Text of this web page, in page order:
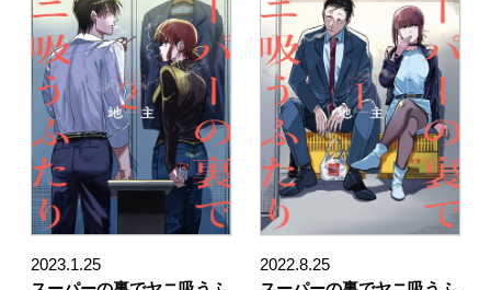
2023.1.25
2022.8.25